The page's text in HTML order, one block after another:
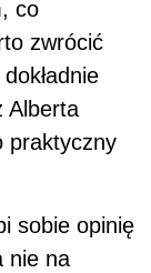
co
zwrócić
Alberta
praktyczny
sobie opinię
nie na